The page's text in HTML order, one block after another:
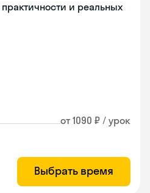
и реальных
от 1090 ₽ / урок
Выбрать время